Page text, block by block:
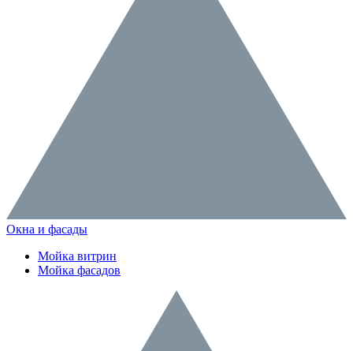
Окна и фасады
Мойка витрин
Мойка фасадов